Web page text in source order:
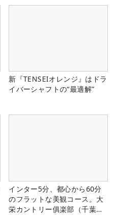
新『TENSEIオレンジ』はドラ
イバーシャフトの“最適解”
インター5分、都心から60分
のフラットな美観コース。大
栄カントリー俱楽部（千葉